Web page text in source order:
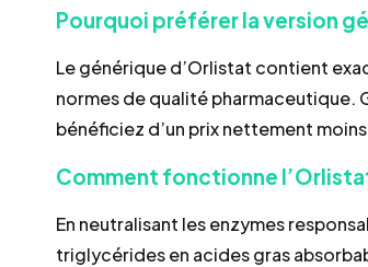
Pourquoi préférer la version
Le générique d’Orlistat contient
normes de qualité pharmaceutique.
bénéficiez d’un prix nettement
Comment fonctionne
En neutralisant les enzymes
triglycérides en acides gras